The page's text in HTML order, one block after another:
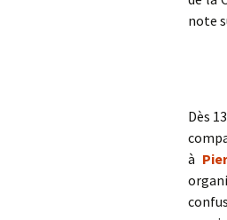
note
Dès
à